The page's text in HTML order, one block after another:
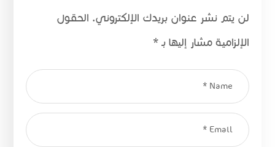
لن يتم نشر عنوان بريدك الإلكتروني. الحقول
الإلزامية مشار إليها بـ*